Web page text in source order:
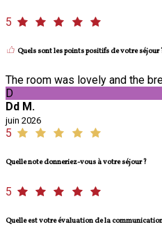
5
Quels sont les points positifs de votre séjour
The room was lovely and the
D
Dd M.
juin 2026
5
Quelle note donneriez-vous à votre séjour ?
5
Quelle est votre évaluation de la